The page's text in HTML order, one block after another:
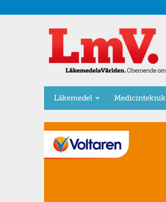
LäkemedelsVärlden
Läkemedel Medicinteknik